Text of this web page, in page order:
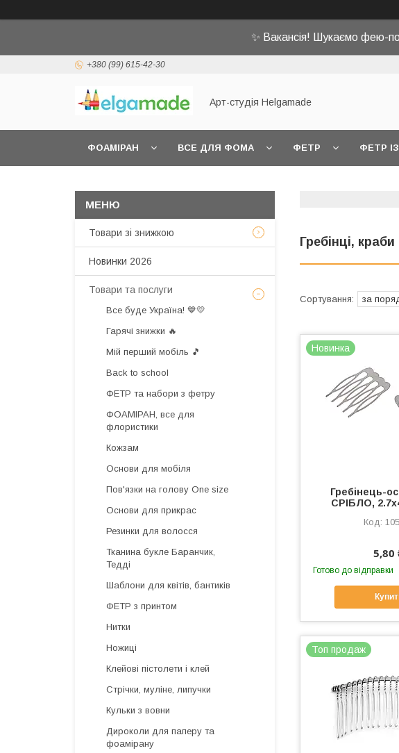
✨ Вакансія! Шукаємо фею-
+380 (99) 615-42-30
Арт-студія Helgamade
ФОАМІРАН ВСЕ ДЛЯ ФОМА ФЕТР ФЕТР
Гребінці, краби
Новинка
Гребінець-
СРІБЛО,
5,80
Готово до відправки
Топ продаж
Товари зі знижкою
Новинки 2026
Товари та послуги
Все буде Україна! 💙💛
Гарячі знижки 🔥
Мій перший мобіль 🎵
Back to school
ФЕТР та набори з фетру
ФОАМІРАН, все для
флористики
Кожзам
Основи для мобіля
Пов'язки на голову One size
Основи для прикрас
Резинки для волосся
Тканина букле Баранчик,
Тедді
Шаблони для квітів, бантиків
ФЕТР з принтом
Нитки
Ножиці
Клейові пістолети і клей
Стрічки, муліне, липучки
Кульки з вовни
Дироколи для паперу та
фоамірану